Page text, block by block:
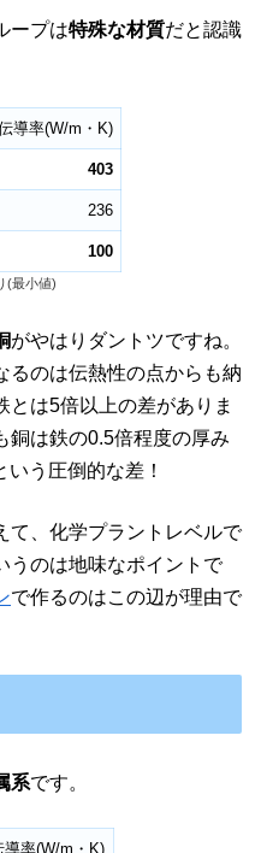
ープは特殊な材質だと認識
導率(W/m・K)
403
236
100
(最小値)
がやはりダントツですね。
るのは伝熱性の点からも納
は5倍以上の差がありま
銅は鉄の0.5倍程度の厚み
う圧倒的な差！
て、化学プラントレベルで
うのは地味なポイントで
で作るのはこの辺が理由で
系です。
導率(W/m・K)